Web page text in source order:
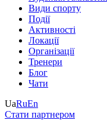
Види спорту
Події
Активності
Локації
Організації
Тренери
Блог
Чати
UaRuEn
Стати партнером